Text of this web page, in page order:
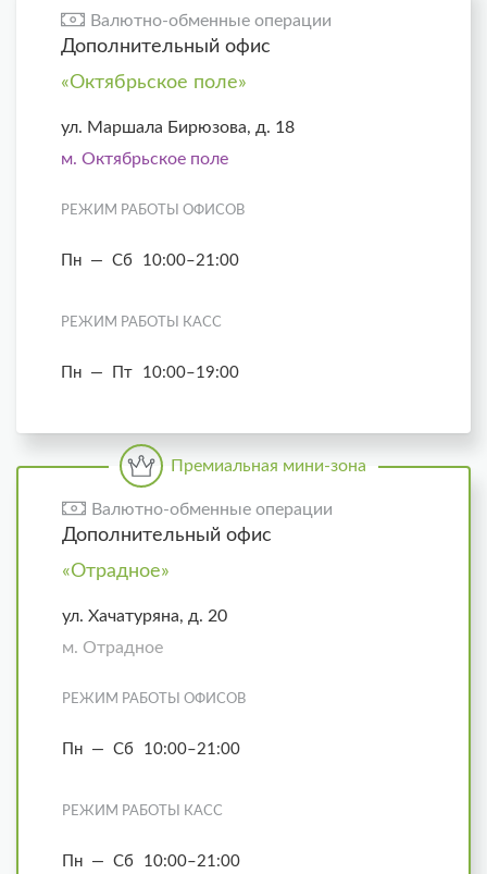
Валютно-обменные операции
Дополнительный офис
«Октябрьское поле»
ул. Маршала Бирюзова, д. 18
м. Октябрьское поле
РЕЖИМ РАБОТЫ ОФИСОВ
Пн — Сб 10:00–21:00
РЕЖИМ РАБОТЫ КАСС
Пн — Пт 10:00–19:00
Премиальная мини-зона
Валютно-обменные операции
Дополнительный офис
«Отрадное»
ул. Хачатуряна, д. 20
м. Отрадное
РЕЖИМ РАБОТЫ ОФИСОВ
Пн — Сб 10:00–21:00
РЕЖИМ РАБОТЫ КАСС
Пн — Сб 10:00–21:00